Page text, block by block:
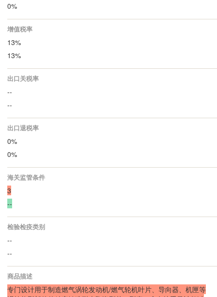
0%
增值税率
13%
13%
出口关税率
--
--
出口退税率
0%
0%
海关监管条件
3
--
检验检疫类别
--
--
商品描述
专门设计用于制造燃气涡轮发动机/燃气轮机叶片、导向器、机匣等